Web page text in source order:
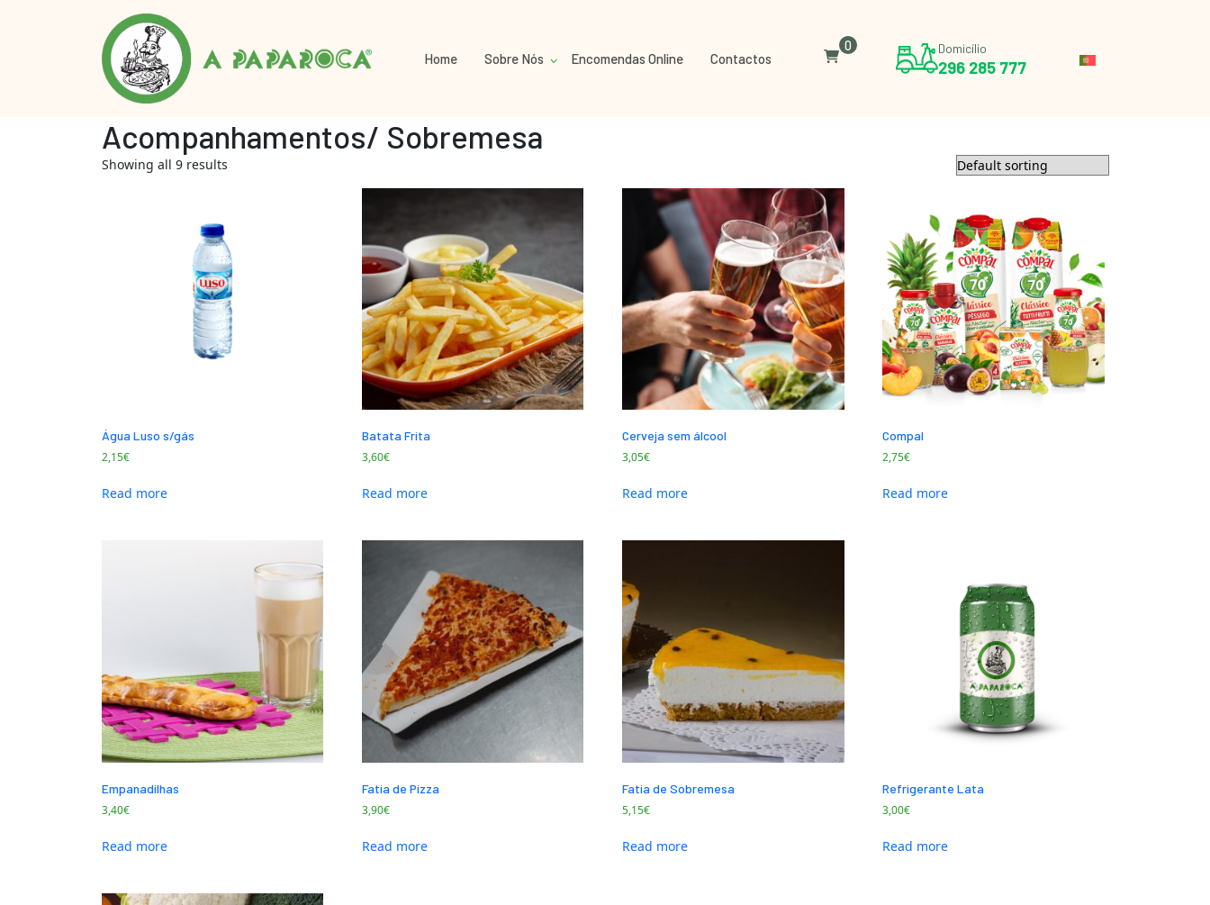
Home Sobre Nós Encomendas Online Contactos
0 Domicílio
296 285 777
Acompanhamentos/ Sobremesa
Showing all 9 results
Água Luso s/gás
2,15€
Read more
Batata Frita
3,60€
Read more
Cerveja sem álcool
3,05€
Read more
Compal
2,75€
Read more
Empanadilhas
3,40€
Read more
Fatia de Pizza
3,90€
Read more
Fatia de Sobremesa
5,15€
Read more
Refrigerante Lata
3,00€
Read more